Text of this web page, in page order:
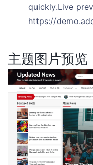
quickly.Live
https://
主题图片预览